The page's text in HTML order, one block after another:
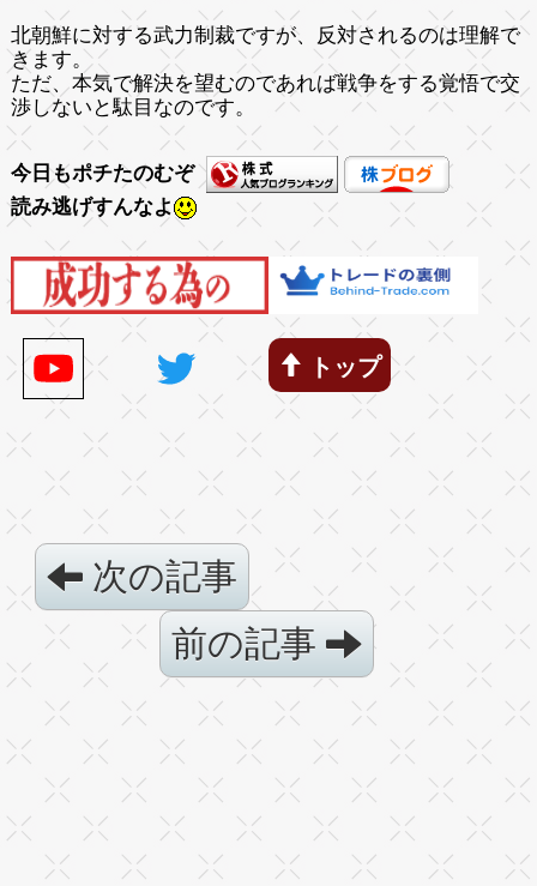
北朝鮮に対する武力制裁ですが、反対されるのは理解で
きます。
ただ、本気で解決を望むのであれば戦争をする覚悟で交
渉しないと駄目なのです。
今日もポチたのむぞ
読み逃げすんなよ
トップ
次の記事
前の記事